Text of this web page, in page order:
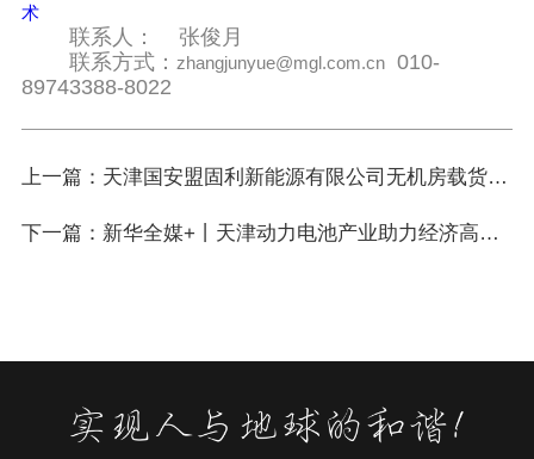
术
联系人： 张俊月
联系方式： zhangjunyue@mgl.com.cn010-
89743388-8022
上一篇：天津国安盟固利新能源有限公司无机房载货电梯招标公告
下一篇：新华全媒+丨天津动力电池产业助力经济高质量发展